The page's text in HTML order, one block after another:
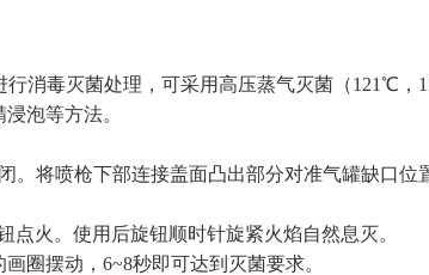
行消毒灭菌处理， 可采用高压蒸气灭菌 （121℃ ，
浸泡等方法。
。将喷枪下部连接盖面凸出部分对准气罐缺口位
点火。使用后旋钮顺时针旋紧火焰自然息灭。
圈摆动， 6~8秒即可达到灭菌要求。